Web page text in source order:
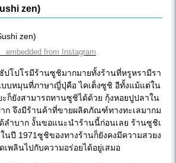
zen)
from Instagram
โปโรมีร้านซูชิมากมายทั้งร้านที่หรูหรามีรา
บหมุนที่ภาษาญี่ปุ่คือ ไคเต็งซูชิ อีทั้งแม้แต่ใน
ะก็ยังสามารถทานซูชิได้ด้วย กุ้งหอยปูปลาใน
ก จึงมีร้านค้าที่ขายผลิตภัณฑ์ทางทะเลมากม
ลำบาก งั้นขอแนะนำร้านนี้ก่อนเลย ร้านซูชิเ
ปี 1971ซูชิของทางร้านก็ยังคงมีความสวยง
เพลินไปกับความอร่อยได้อยู่เสมอ